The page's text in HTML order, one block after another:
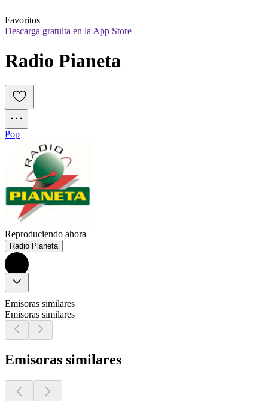
Favoritos
Descarga gratuita en la App Store
Radio Pianeta
Pop
Reproduciendo ahora
Radio Pianeta
Emisoras similares
Emisoras similares
Emisoras similares